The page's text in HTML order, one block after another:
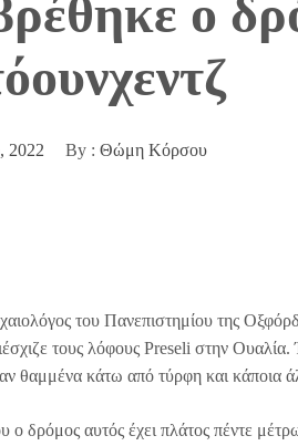
ο
2022 By : Θώμη Κόρσου
του Πανεπιστημίου της
τους λόφους Preseli στην
θαμμένα κάτω από τύρφη και κάποια
ο δρόμος αυτός έχει πλάτος πέντε